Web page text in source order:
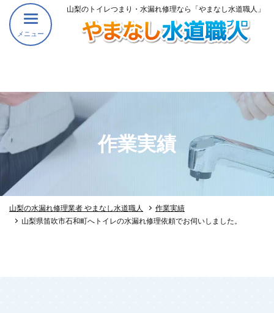
メニュー
山梨のトイレつまり・水漏れ修理なら「やまなし水道職人」
作業実績
山梨の水漏れ修理業者 やまなし水道職人
作業実績
山梨県笛吹市石和町へトイレの水漏れ修理依頼でお伺いしました。